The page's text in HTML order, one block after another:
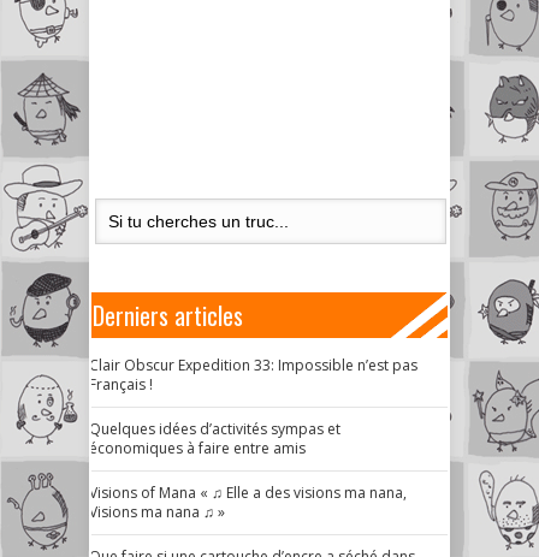
Derniers articles
Clair Obscur Expedition 33: Impossible n’est pas
Français !
Quelques idées d’activités sympas et
économiques à faire entre amis
Visions of Mana « ♫ Elle a des visions ma nana,
Visions ma nana ♫ »